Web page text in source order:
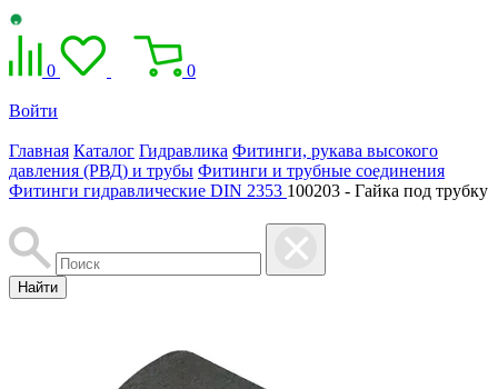
0 0
Войти
Главная Каталог Гидравлика Фитинги, рукава высокого
давления (РВД) и трубы Фитинги и трубные соединения
Фитинги гидравлические DIN 2353 100203 - Гайка под трубку
Найти